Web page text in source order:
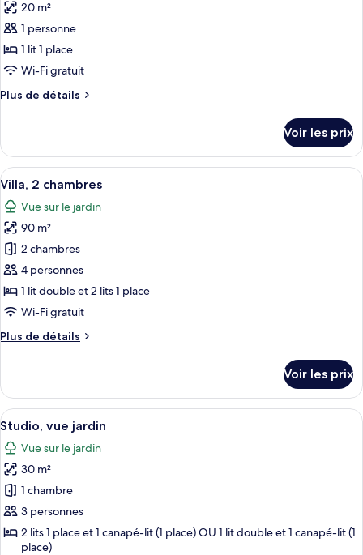
Double,
mer
photos
pour
ce
type
chambre :
20 m²
1 personne
1 lit 1 place
Wi-Fi gratuit
Plus de détails
Plus
le
type
de
Chambre
Simple
Voir les prix
Afficher
toutes
les
photos
pour
ce
type
de
chambre :
Villa,
Une chambre d’hôtel avec deux lits,
17
Villa, 2 chambres
Vue sur le jardin
90 m²
2 chambres
4 personnes
1 lit double et 2 lits 1 place
Wi-Fi gratuit
Plus de détails
Plus
le
type
de
Villa,
2
chambres
Voir les prix
Afficher
toutes
les
photos
pour
ce
type
Une chambre d’hôtel moderne
6
Studio, vue jardin
Vue sur le jardin
30 m²
1 chambre
3 personnes
2 lits 1 place et 1 canapé-lit (1 place) OU 1 lit double et 1 canapé-lit (1
place)